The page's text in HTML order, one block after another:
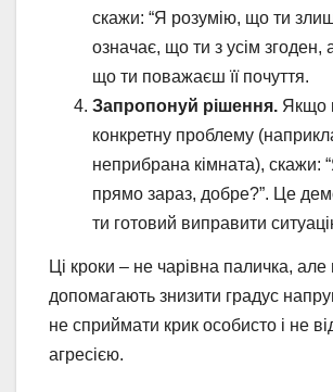
скажи: “Я розумію, що ти
означає, що ти з усім згоден,
що ти поважаєш її почуття.
Запропонуй рішення. Якщо
конкретну проблему
неприбрана кімната), скажи:
прямо зараз, добре?”. Це
ти готовий виправити
Ці кроки – не чарівна паличка, але
допомагають знизити градус
не сприймати крик особисто і не
агресією.